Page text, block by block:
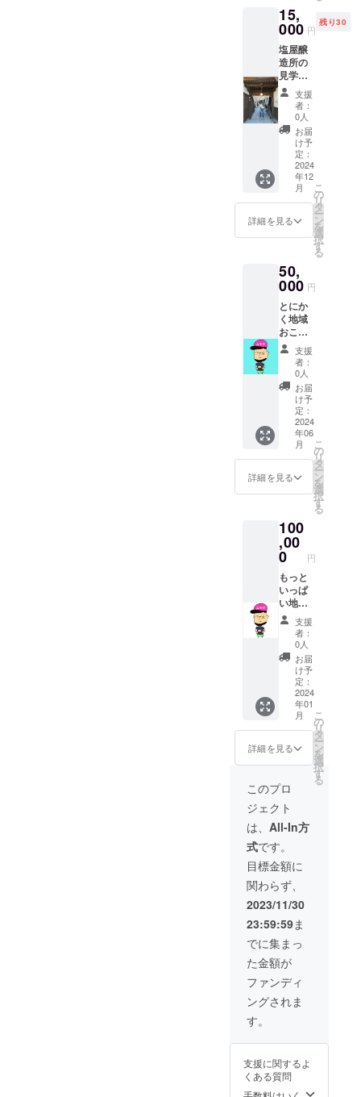
らは須
坂市役
所の地
下にて
チャイ
の販売
も開始
しま
す。 須
坂市に
て直接
の受け
取りを
希望さ
れる場
合は、
備考欄
望」と
記載く
い。 ※
出店情
報はイ
ンスタ
グラム
で公開
しま
す。 ※
有効期
限は
2025年
12月31
で。 ※
須坂市
しする
か、郵
送にて
チケッ
トと郵
送しま
す。
パープ
ルセッ
トも可
能で
す。 備
考欄で
記載く
ださい
【シャ
インマ
スカッ
ト】
500g×2
、常温
にて配
送、常
温で1週
庫で2週
安だが
早めに
食べる
か長期
保存に
は冷凍
をおす
すめし
ます。
・長野
県須坂
市産の
ブドウ
※送料込
15,
000 円
残り30
塩屋醸
造所の
見学！
感謝の
手紙と
蔵の見
学の招
待券を
送りま
す。
「2024
年5月か
ら12月
頃の開
催」 蔵
の見学
程度を
予定し
ており
ます。
※詳細は
個別に
てメー
ルにて
ご連絡
いたし
ます。
※現地ま
での交
通費等
は自己
負担で
お願い
支援
者：
0人
お届
け予
定：
2024
年12
月
詳細を見る
こ
の
リ
タ
ー
ン
を
選
択
す
る
50,
000 円
とにか
く地域
おこし
協力隊
の村田
を応援
したい
人へ。
感謝の
お礼を
手紙に
て送ら
せて頂
きま
す。
支援
者：
0人
お届
け予
定：
2024
年06
月
詳細を見る
こ
の
リ
タ
ー
ン
を
選
択
す
る
100
,00
0 円
もっと
いっぱ
い地域
おこし
協力隊
の村田
を応援
したい
人へ。
感謝の
お礼を
手紙に
て送ら
せて頂
きま
す。そ
して須
坂市ま
たはそ
の周辺
であれ
ば直接
挨拶に
伺いま
す。 直
接挨拶
を希望
しなけ
れば、
備考欄
に「希
望な
し」と
記載く
もしお
なる場
合は公
共の場
支援
者：
0人
お届
け予
定：
2024
年01
月
詳細を見る
こ
の
リ
タ
ー
ン
を
選
択
す
る
このプロ
ジェクト
は、 All-In方
式です。
目標金額に
関わらず、
2023/11/30
23:59:59ま
でに集まっ
た金額が
ファンディ
ングされま
す。
支援に関するよ
くある質問